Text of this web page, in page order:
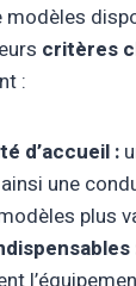
critères
:
d’accueil :
une
plus